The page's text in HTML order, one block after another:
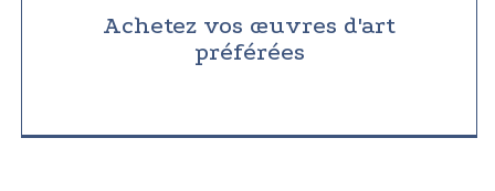
Achetez vos œuvres d'art
préférées